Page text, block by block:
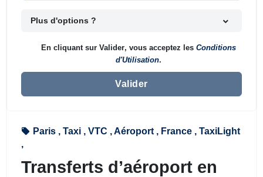
Plus d'options ?
En cliquant sur Valider, vous acceptez les Conditions
d'Utilisation.
Valider
Paris , Taxi , VTC ,Aéroport , France , TaxiLight
,
Transferts d’aéroport en